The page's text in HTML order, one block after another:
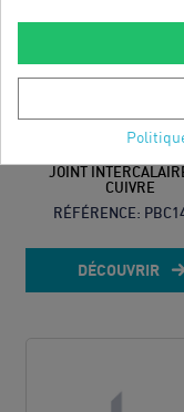
JOINT
CUIVRE
RÉFÉRENCE:
DÉCOUVRIR